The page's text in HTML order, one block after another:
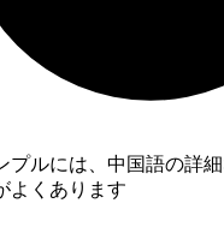
プルには、中国語の詳
よくあります